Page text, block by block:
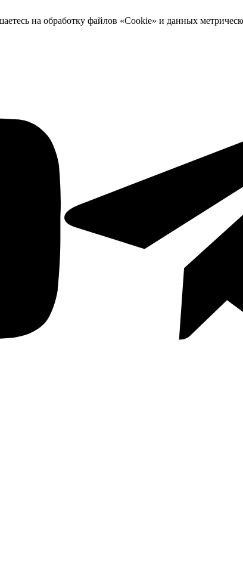
на обработку файлов «Cookie» и данных